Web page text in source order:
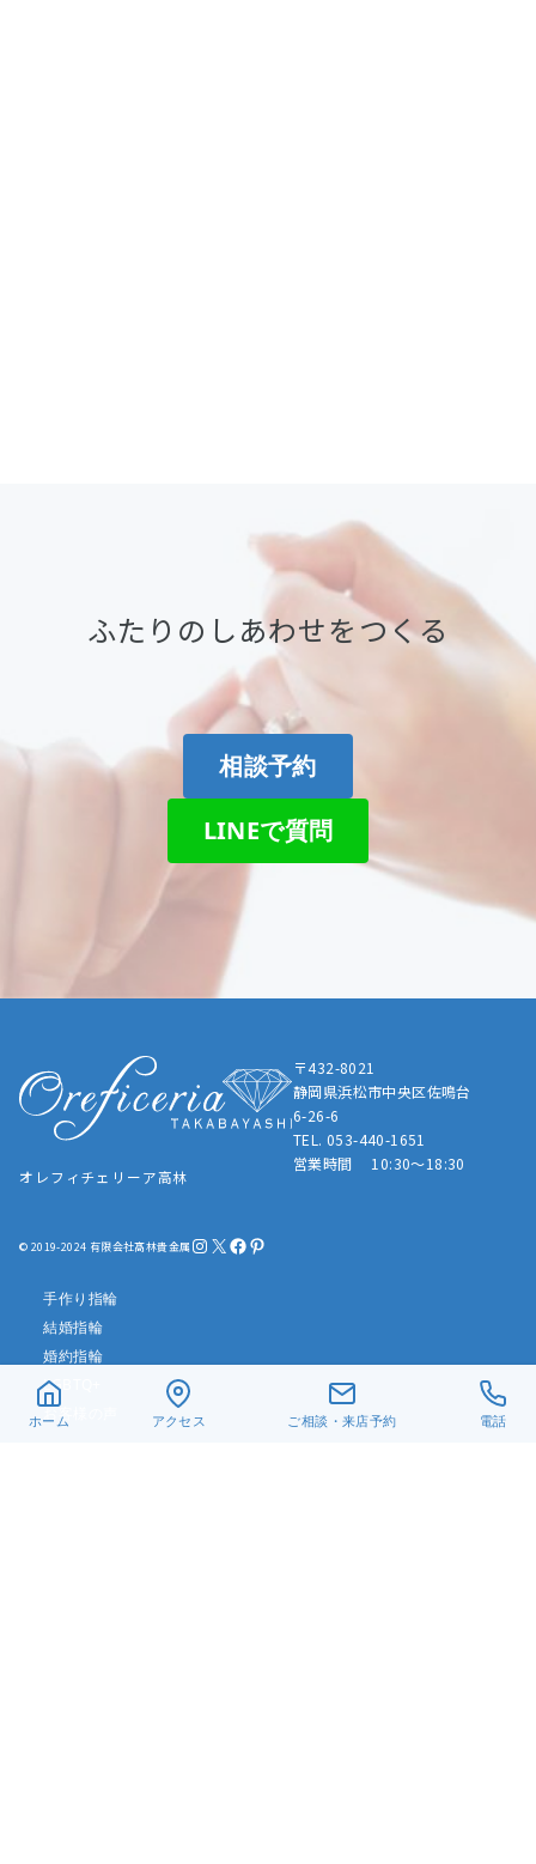
ふたりのしあわせをつくる
相談予約
LINEで質問
オレフィチェリーア高林
〒432-8021
静岡県浜松市中央区佐鳴台
6-26-6
TEL. 053-440-1651
営業時間 10:30～18:30
© 2019-2024 有限会社髙林貴金属InstagramX Facebook Pinterest
手作り指輪
結婚指輪
婚約指輪
LGBTQ+
お客様の声
ホーム アクセス ご相談・来店予約 電話